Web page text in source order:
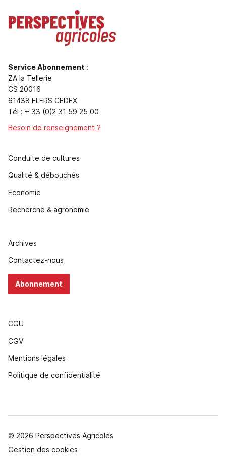
Service Abonnement :
ZA la Tellerie
CS 20016
61438 FLERS CEDEX
Tél : + 33 (0)2 31 59 25 00
Besoin de renseignement ?
Conduite de cultures
Qualité & débouchés
Economie
Recherche & agronomie
Archives
Contactez-nous
Abonnement
CGU
CGV
Mentions légales
Politique de confidentialité
© 2026 Perspectives Agricoles
Gestion des cookies